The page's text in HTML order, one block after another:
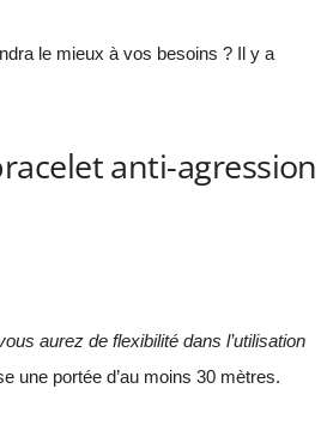
le mieux à vos besoins ? Il y a
anti-agression
aurez de flexibilité dans l’utilisation
une portée d’au moins 30 mètres.